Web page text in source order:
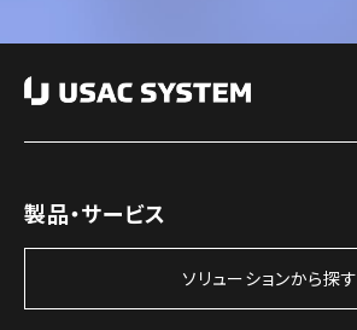
製品・サービス
ソリューションから探す